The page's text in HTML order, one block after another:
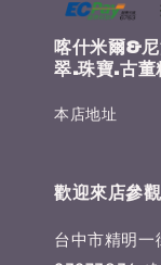
喀什米爾&
翠.珠寶.古董
本店地址
歡迎來店參
台中市精明